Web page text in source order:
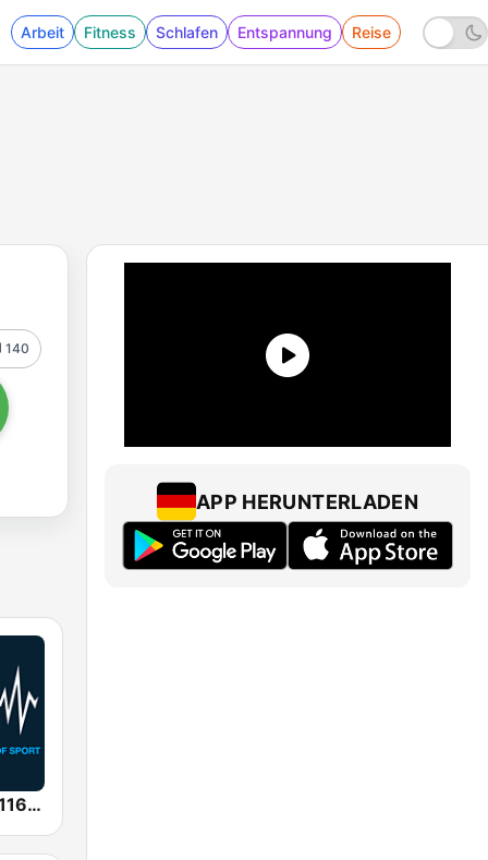
Arbeit Fitness Schlafen Entspannung Reise
140
SEN Sports 1116 AM
APP HERUNTERLADEN